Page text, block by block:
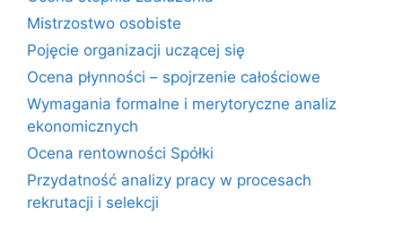
Mistrzostwo osobiste
Pojęcie organizacji uczącej się
Ocena płynności – spojrzenie całościowe
Wymagania formalne i merytoryczne analiz
ekonomicznych
Ocena rentowności Spółki
Przydatność analizy pracy w procesach
rekrutacji i selekcji